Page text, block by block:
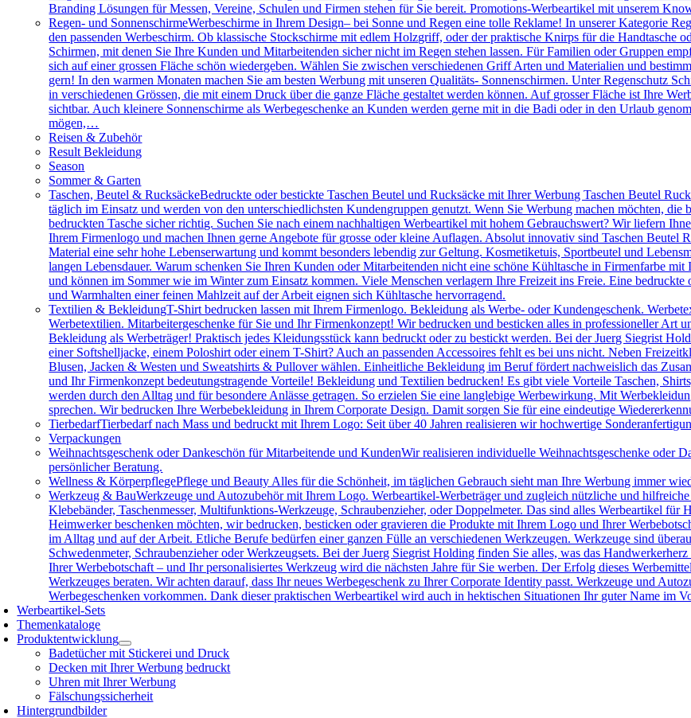
Branding Lösungen für Messen, Vereine, Schulen und Firmen stehen für Sie bereit. Promotions-Werbeartikel mit unserem
Regen- und SonnenschirmeWerbeschirme in Ihrem Design– bei Sonne und Regen eine tolle Reklame! In unserer Kategorie
den passenden Werbeschirm. Ob klassische Stockschirme mit edlem Holzgriff, oder der praktische Knirps für die Handtasche
Schirmen, mit denen Sie Ihre Kunden und Mitarbeitenden sicher nicht im Regen stehen lassen. Für Familien oder Gruppen
sich auf einer grossen Fläche schön wiedergeben. Wählen Sie zwischen verschiedenen Griff Arten und Materialien und
gern! In den warmen Monaten machen Sie am besten Werbung mit unseren Qualitäts- Sonnenschirmen. Unter Regenschutz
in verschiedenen Grössen, die mit einem Druck über die ganze Fläche gestaltet werden können. Auf grosser Fläche ist Ihre
sichtbar. Auch kleinere Sonnenschirme als Werbegeschenke an Kunden werden gerne mit in die Badi oder in den Urlaub
mögen,…
Reisen & Zubehör
Result Bekleidung
Season
Sommer & Garten
Taschen, Beutel & RucksäckeBedruckte oder bestickte Taschen Beutel und Rucksäcke mit Ihrer Werbung Taschen Beutel
täglich im Einsatz und werden von den unterschiedlichsten Kundengruppen genutzt. Wenn Sie Werbung machen möchten,
bedruckten Tasche sicher richtig. Suchen Sie nach einem nachhaltigen Werbeartikel mit hohem Gebrauchswert? Wir liefern
Ihrem Firmenlogo und machen Ihnen gerne Angebote für grosse oder kleine Auflagen. Absolut innovativ sind Taschen
Material eine sehr hohe Lebenserwartung und kommt besonders lebendig zur Geltung. Kosmetiketuis, Sportbeutel und
langen Lebensdauer. Warum schenken Sie Ihren Kunden oder Mitarbeitenden nicht eine schöne Kühltasche in Firmenfarbe
und können im Sommer wie im Winter zum Einsatz kommen. Viele Menschen verlagern Ihre Freizeit ins Freie. Eine
und Warmhalten einer feinen Mahlzeit auf der Arbeit eignen sich Kühltasche hervorragend.
Textilien & BekleidungT-Shirt bedrucken lassen mit Ihrem Firmenlogo. Bekleidung als Werbe- oder Kundengeschenk.
Werbetextilien. Mitarbeitergeschenke für Sie und Ihr Firmenkonzept! Wir bedrucken und besticken alles in professioneller Art
Bekleidung als Werbeträger! Praktisch jedes Kleidungsstück kann bedruckt oder zu bestickt werden. Bei der Juerg Siegrist
einer Softshelljacke, einem Poloshirt oder einem T-Shirt? Auch an passenden Accessoires fehlt es bei uns nicht. Neben
Blusen, Jacken & Westen und Sweatshirts & Pullover wählen. Einheitliche Bekleidung im Beruf fördert nachweislich das
und Ihr Firmenkonzept bedeutungstragende Vorteile! Bekleidung und Textilien bedrucken! Es gibt viele Vorteile Taschen,
werden durch den Alltag und für besondere Anlässe getragen. So erzielen Sie eine langlebige Werbewirkung. Mit
sprechen. Wir bedrucken Ihre Werbebekleidung in Ihrem Corporate Design. Damit sorgen Sie für eine eindeutige
TierbedarfTierbedarf nach Mass und bedruckt mit Ihrem Logo: Seit über 40 Jahren realisieren wir hochwertige
Verpackungen
Weihnachtsgeschenk oder Dankeschön für Mitarbeitende und KundenWir realisieren individuelle Weihnachtsgeschenke oder
persönlicher Beratung.
Wellness & KörperpflegePflege und Beauty Alles für die Schönheit, im täglichen Gebrauch sieht man Ihre Werbung immer
Werkzeug & BauWerkzeuge und Autozubehör mit Ihrem Logo. Werbeartikel-Werbeträger und zugleich nützliche und
Klebebänder, Taschenmesser, Multifunktions-Werkzeuge, Schraubenzieher, oder Doppelmeter. Das sind alles Werbeartikel
Heimwerker beschenken möchten, wir bedrucken, besticken oder gravieren die Produkte mit Ihrem Logo und Ihrer
im Alltag und auf der Arbeit. Etliche Berufe bedürfen einer ganzen Fülle an verschiedenen Werkzeugen. Werkzeuge sind
Schwedenmeter, Schraubenzieher oder Werkzeugsets. Bei der Juerg Siegrist Holding finden Sie alles, was das
Ihrer Werbebotschaft – und Ihr personalisiertes Werkzeug wird die nächsten Jahre für Sie werben. Der Erfolg dieses
Werkzeuges beraten. Wir achten darauf, dass Ihr neues Werbegeschenk zu Ihrer Corporate Identity passt. Werkzeuge und
Werbegeschenken vorkommen. Dank dieser praktischen Werbeartikel wird auch in hektischen Situationen Ihr guter Name im
Werbeartikel-Sets
Themenkataloge
Produktentwicklung
Badetücher mit Stickerei und Druck
Decken mit Ihrer Werbung bedruckt
Uhren mit Ihrer Werbung
Fälschungssicherheit
Hintergrundbilder